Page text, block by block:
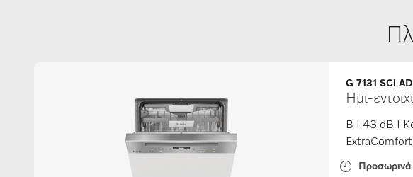
G 7131 SCi
Ημι-
B I 43 dB I
Προσωρινά